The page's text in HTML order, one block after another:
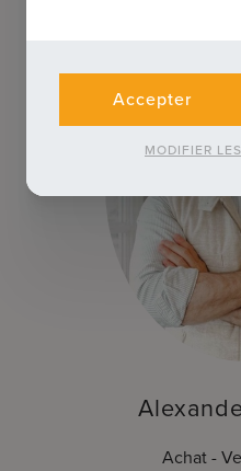
Achat -
Accepter
MODIFIER